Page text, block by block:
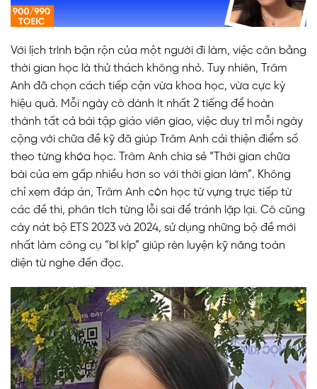
Với lịch trình bận rộn của một người đi làm, việc cân bằng
thời gian học là thử thách không nhỏ. Tuy nhiên, Trâm
Anh đã chọn cách tiếp cận vừa khoa học, vừa cực kỳ
hiệu quả. Mỗi ngày cô dành ít nhất 2 tiếng để hoàn
thành tất cả bài tập giáo viên giao, việc duy trì mỗi ngày
cộng với chữa đề kỹ đã giúp Trâm Anh cải thiện điểm số
theo từng khóa học. Trâm Anh chia sẻ “Thời gian chữa
bài của em gấp nhiều hơn so với thời gian làm”. Không
chỉ xem đáp án, Trâm Anh còn học từ vựng trực tiếp từ
các đề thi, phân tích từng lỗi sai để tránh lặp lại. Cô cũng
cày nát bộ ETS 2023 và 2024, sử dụng những bộ đề mới
nhất làm công cụ “bí kíp” giúp rèn luyện kỹ năng toàn
diện từ nghe đến đọc.